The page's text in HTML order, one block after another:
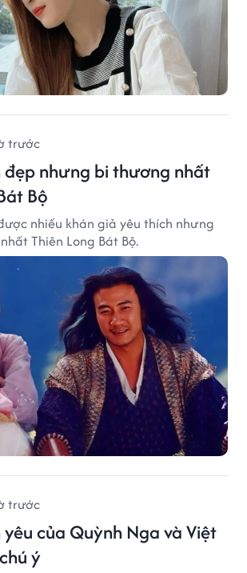
trước
đẹp nhưng bi thương nhất
Bộ
nhiều khán giả yêu thích nhưng
Thiên Long Bát Bộ.
trước
của Quỳnh Nga và Việt
ý